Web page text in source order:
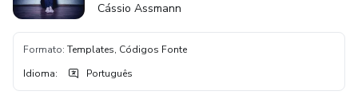
Cássio Assmann
Formato: Templates, Códigos Fonte
Idioma: Português